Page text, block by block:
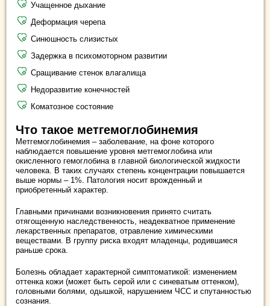
Учащенное дыхание
Деформация черепа
Синюшность слизистых
Задержка в психомоторном развитии
Сращивание стенок влагалища
Недоразвитие конечностей
Коматозное состояние
Что такое метгемоглобинемия
Метгемоглобинемия – заболевание, на фоне которого
наблюдается повышение уровня метгемоглобина или
окисленного гемоглобина в главной биологической жидкости
человека. В таких случаях степень концентрации повышается
выше нормы – 1%. Патология носит врожденный и
приобретенный характер.
Главными причинами возникновения принято считать
отягощенную наследственность, неадекватное применение
лекарственных препаратов, отравление химическими
веществами. В группу риска входят младенцы, родившиеся
раньше срока.
Болезнь обладает характерной симптоматикой: изменением
оттенка кожи (может быть серой или с синеватым оттенком),
головными болями, одышкой, нарушением ЧСС и спутанностью
сознания.